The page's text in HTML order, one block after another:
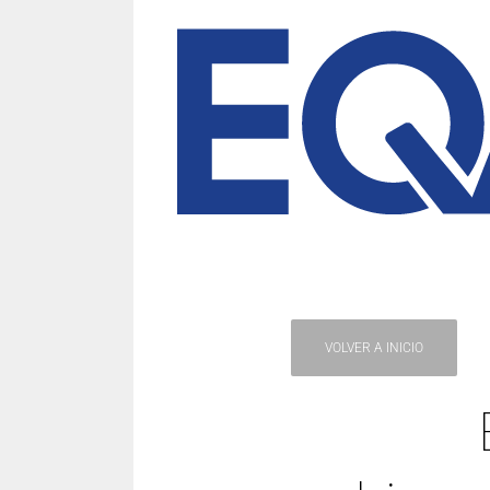
VOLVER A INICIO